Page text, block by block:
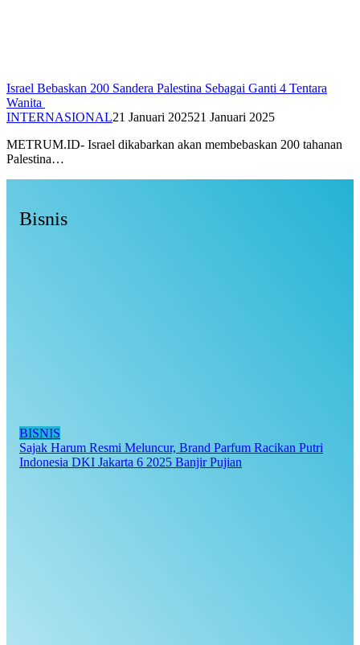
Israel Bebaskan 200 Sandera Palestina Sebagai Ganti 4 Tentara
Wanita
INTERNASIONAL21 Januari 202521 Januari 2025
METRUM.ID- Israel dikabarkan akan membebaskan 200 tahanan
Palestina…
Bisnis
BISNIS
Sajak Harum Resmi Meluncur, Brand Parfum Racikan Putri
Indonesia DKI Jakarta 6 2025 Banjir Pujian